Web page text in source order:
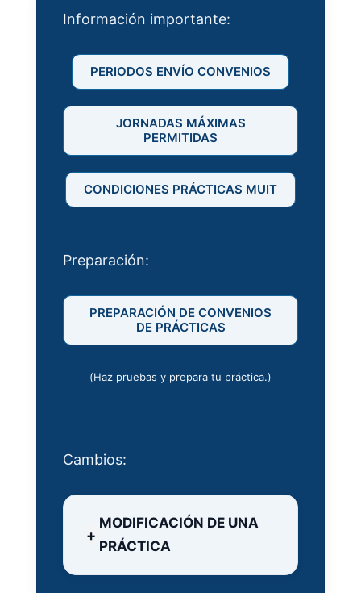
Información importante:
PERIODOS ENVÍO CONVENIOS
JORNADAS MÁXIMAS
PERMITIDAS
CONDICIONES PRÁCTICAS MUIT
Preparación:
PREPARACIÓN DE CONVENIOS
DE PRÁCTICAS
(Haz pruebas y prepara tu práctica.)
Cambios:
MODIFICACIÓN DE UNA
PRÁCTICA